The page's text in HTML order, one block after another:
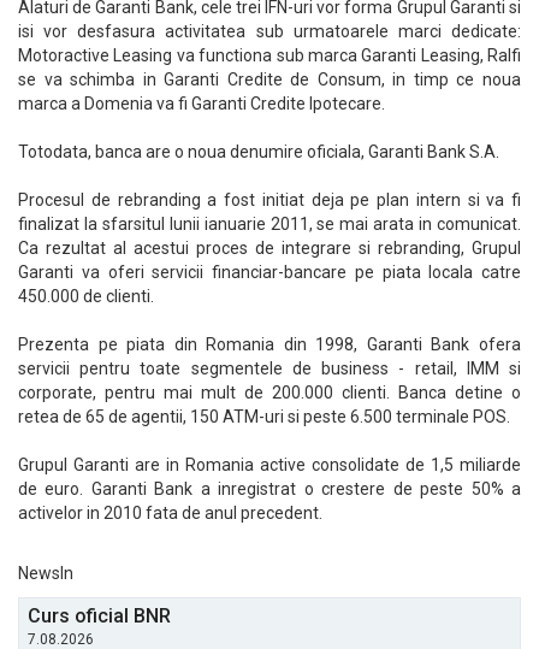
Alaturi de Garanti Bank, cele trei IFN-uri vor forma Grupul Garanti si
isi vor desfasura activitatea sub urmatoarele marci dedicate:
Motoractive Leasing va functiona sub marca Garanti Leasing, Ralfi
se va schimba in Garanti Credite de Consum, in timp ce noua
marca a Domenia va fi Garanti Credite Ipotecare.
Totodata, banca are o noua denumire oficiala, Garanti Bank S.A.
Procesul de rebranding a fost initiat deja pe plan intern si va fi
finalizat la sfarsitul lunii ianuarie 2011, se mai arata in comunicat.
Ca rezultat al acestui proces de integrare si rebranding, Grupul
Garanti va oferi servicii financiar-bancare pe piata locala catre
450.000 de clienti.
Prezenta pe piata din Romania din 1998, Garanti Bank ofera
servicii pentru toate segmentele de business - retail, IMM si
corporate, pentru mai mult de 200.000 clienti. Banca detine o
retea de 65 de agentii, 150 ATM-uri si peste 6.500 terminale POS.
Grupul Garanti are in Romania active consolidate de 1,5 miliarde
de euro. Garanti Bank a inregistrat o crestere de peste 50% a
activelor in 2010 fata de anul precedent.
NewsIn
Curs oficial BNR
7.08.2026